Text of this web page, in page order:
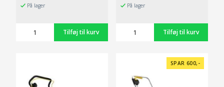
På lager På lager
SPAR 600,-